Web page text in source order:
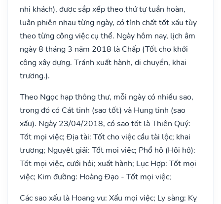
nhị khách), được sắp xếp theo thứ tự tuần hoàn,
luân phiên nhau từng ngày, có tính chất tốt xấu tùy
theo từng công việc cụ thể. Ngày hôm nay, lịch âm
ngày 8 tháng 3 năm 2018 là Chấp (Tốt cho khởi
công xây dựng. Tránh xuất hành, di chuyển, khai
trương.).
Theo Ngọc hạp thông thư, mỗi ngày có nhiều sao,
trong đó có Cát tinh (sao tốt) và Hung tinh (sao
xấu). Ngày 23/04/2018, có sao tốt là Thiên Quý:
Tốt mọi việc; Địa tài: Tốt cho việc cầu tài lộc; khai
trương; Nguyệt giải: Tốt mọi việc; Phổ hộ (Hội hộ):
Tốt mọi việc, cưới hỏi; xuất hành; Lục Hợp: Tốt mọi
việc; Kim đường: Hoàng Đạo - Tốt mọi việc;
Các sao xấu là Hoang vu: Xấu mọi việc; Ly sàng: Kỵ